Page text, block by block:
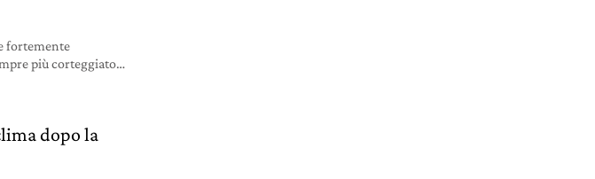
fortemente
più corteggiato
dopo la